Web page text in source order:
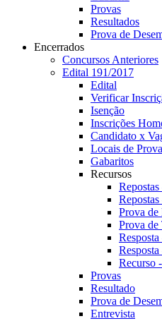
Provas
Resultados
Prova de
Encerrados
Concursos Anteriores
Edital 191/2017
Edital
Verificar
Isenção
Inscrições
Candidato x
Locais de
Gabaritos
Recursos
Prova de
Prova
Recurso
Provas
Resultado
Prova de
Entrevista